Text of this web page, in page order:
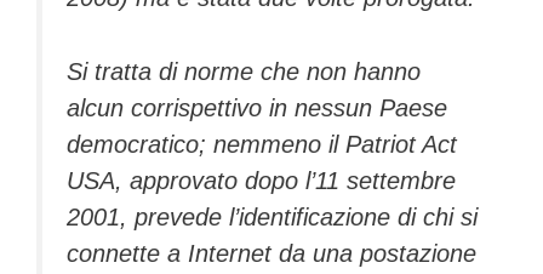
Si tratta di norme che non hanno
alcun corrispettivo in nessun Paese
democratico; nemmeno il Patriot Act
USA, approvato dopo l’11 settembre
2001, prevede l’identificazione di chi si
connette a Internet da una postazione